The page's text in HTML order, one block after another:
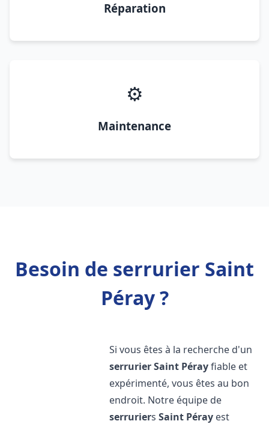
Réparation
⚙️
Maintenance
Besoin de serrurier Saint
Péray ?
Si vous êtes à la recherche d'un
serrurierSaint Pérayfiable et
expérimenté, vous êtes au bon
endroit. Notre équipe de
serruriersSaint Péray est